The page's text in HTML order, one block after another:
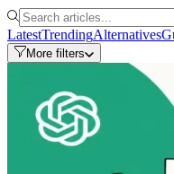
LatestTrendingAlternatives
More filters